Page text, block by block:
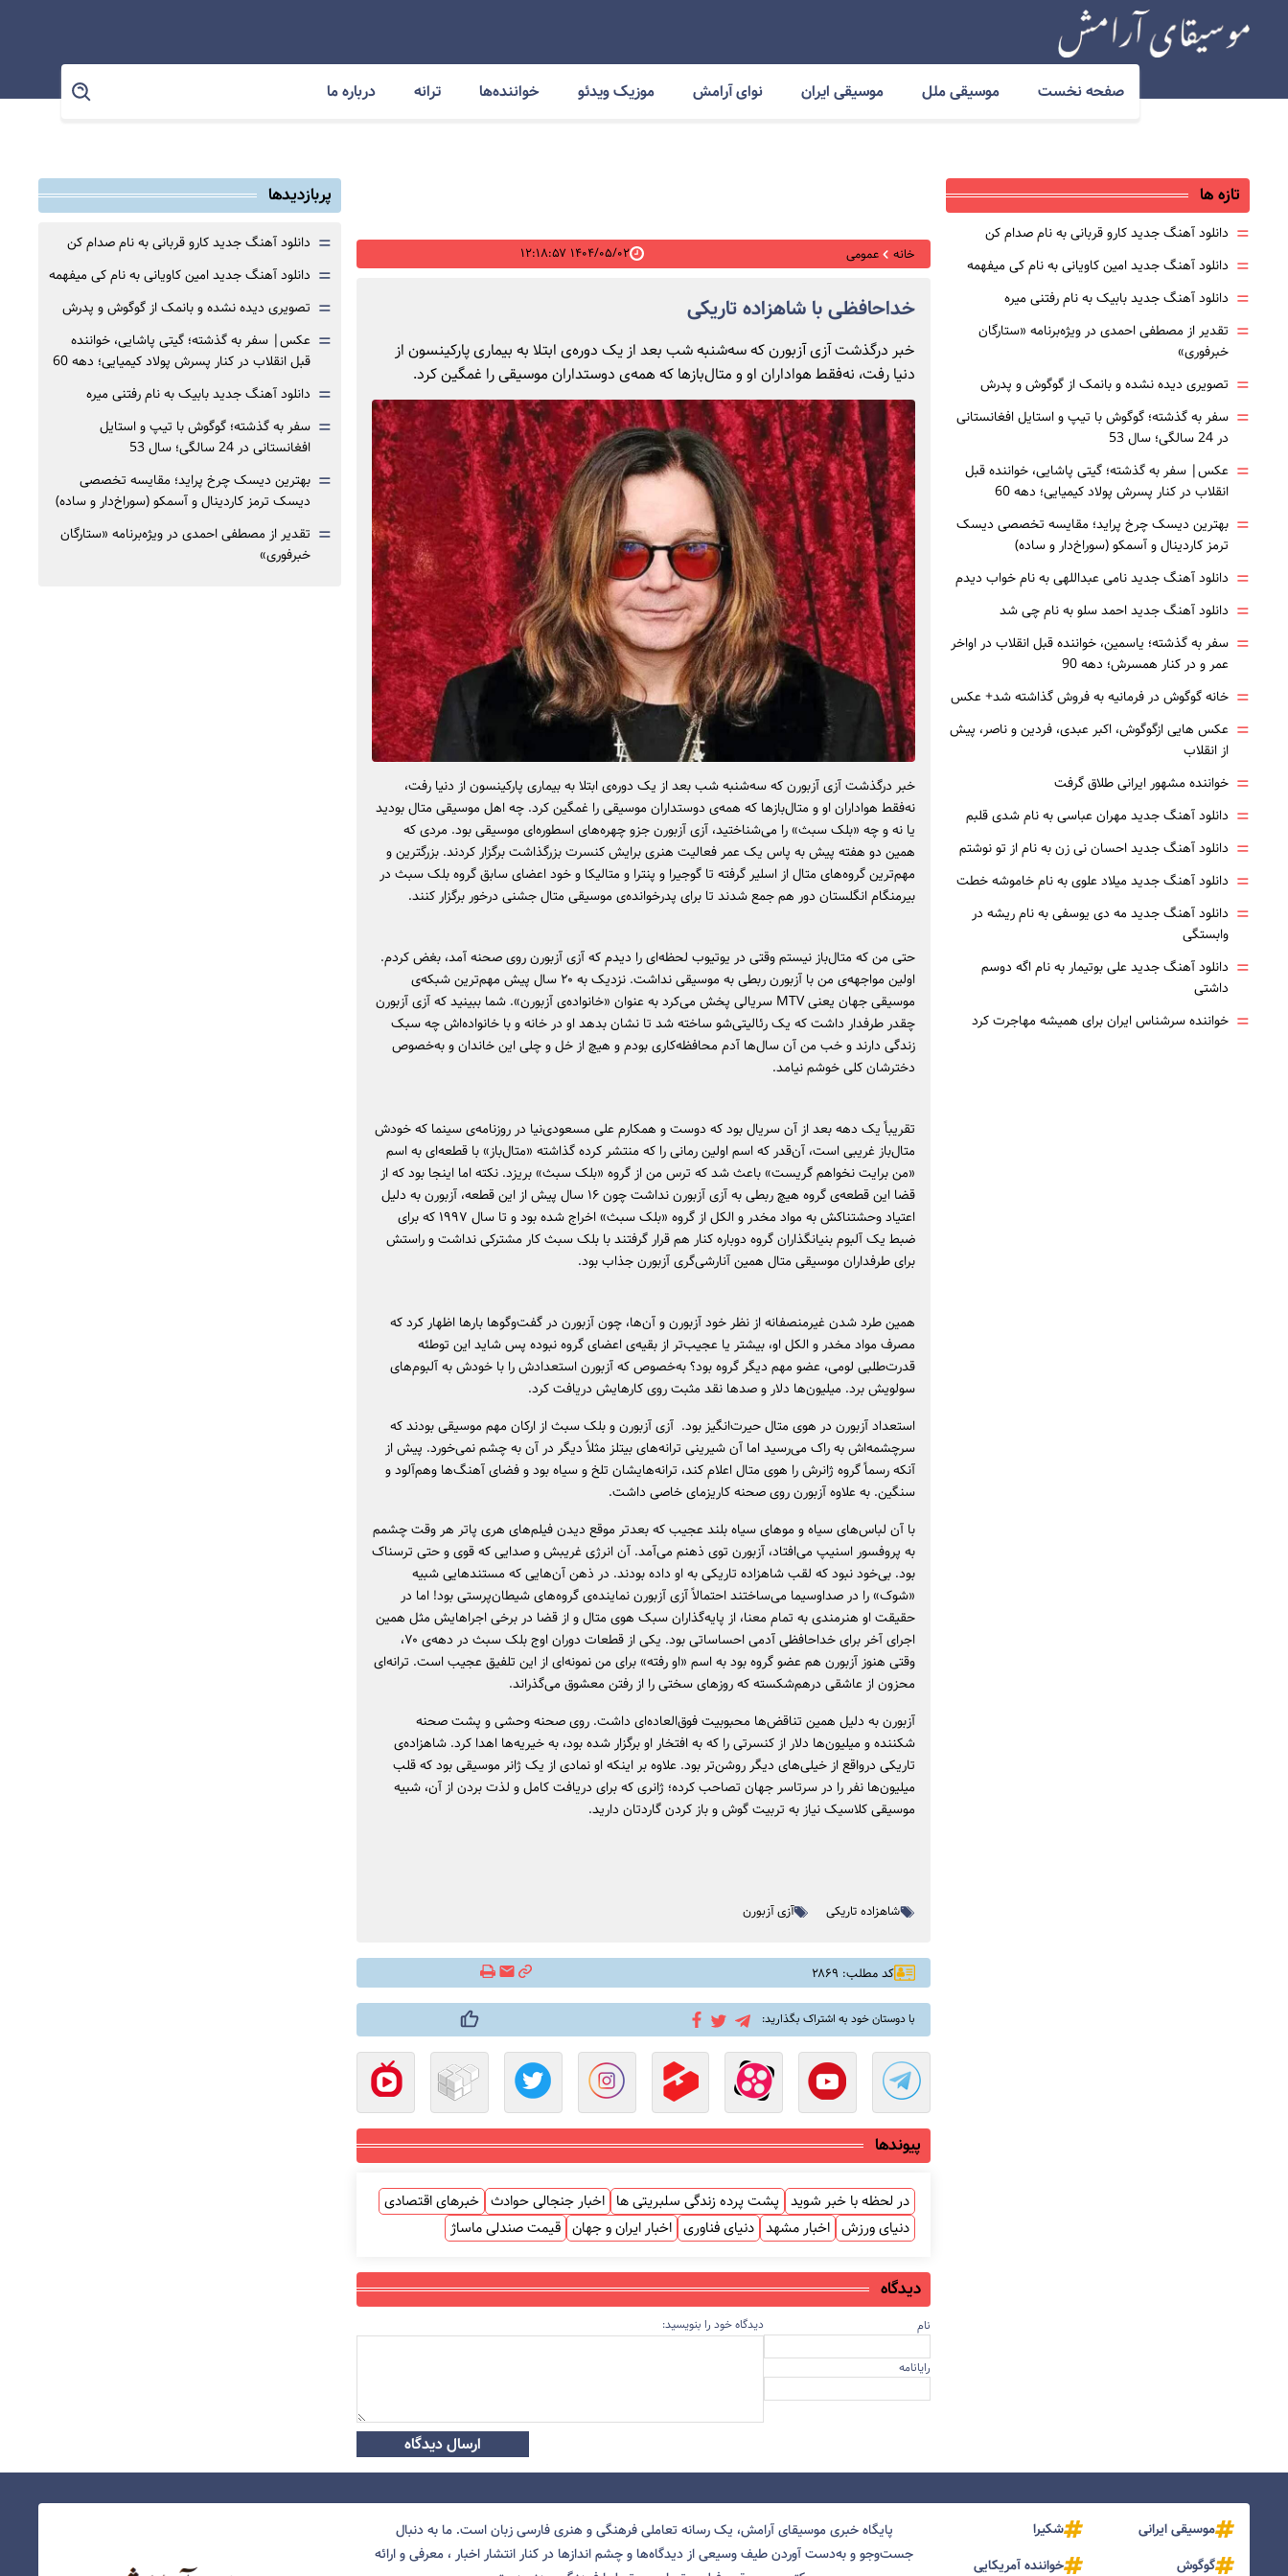
صفحه نخست موسیقی ملل موسیقی ایران نوای آرامش موزیک ویدئو خواننده‌ها ترانه درباره ما
خانه عمومی ۱۴۰۴/۰۵/۰۲ ۱۲:۱۸:۵۷
خداحافظی با شاهزاده تاریکی
خبر درگذشت آزی آزبورن که سه‌شنبه شب بعد از یک دوره‌ی ابتلا به بیماری پارکینسون از
دنیا رفت، نه‌فقط هواداران او و متال‌بازها که همه‌ی دوستداران موسیقی را غمگین کرد.
خبر درگذشت آزی آزبورن که سه‌شنبه شب بعد از یک دوره‌ی ابتلا به بیماری پارکینسون از دنیا رفت،
نه‌فقط هواداران او و متال‌بازها که همه‌ی دوستداران موسیقی را غمگین کرد. چه اهل موسیقی متال بودید
یا نه و چه «بلک سبث» را می‌شناختید، آزی آزبورن جزو چهره‌های اسطوره‌ای موسیقی بود. مردی که
همین دو هفته پیش به پاس یک عمر فعالیت هنری برایش کنسرت بزرگذاشت برگزار کردند. بزرگترین و
مهم‌ترین گروه‌های متال از اسلیر گرفته تا گوجیرا و پنترا و متالیکا و خود اعضای سابق گروه بلک سبث در
بیرمنگام انگلستان دور هم جمع شدند تا برای پدر‌خوانده‌ی موسیقی متال جشنی درخور برگزار کنند.
حتی من که متال‌باز نیستم وقتی در یوتیوب لحظه‌ای را دیدم که آزی آزبورن روی صحنه آمد، بغض کردم.
اولین مواجهه‌ی من با آزبورن ربطی به موسیقی نداشت. نزدیک به ۲۰ سال پیش مهم‌ترین شبکه‌ی
موسیقی جهان یعنی MTV سریالی پخش می‌کرد به عنوان «خانواده‌ی آزبورن». شما ببینید که آزی آزبورن
چقدر طرفدار داشت که یک رئالیتی‌شو ساخته شد تا نشان بدهد او در خانه و با خانواده‌اش چه سبک
زندگی دارند و خب من آن سال‌ها آدم محافظه‌کاری بودم و هیچ از خل و چلی این خاندان و به‌خصوص
دخترشان کلی خوشم نیامد.
تقریباً یک دهه بعد از آن سریال بود که دوست و همکارم علی مسعودی‌نیا در روزنامه‌ی سینما که خودش
متال‌باز غریبی است، آن‌قدر که اسم اولین رمانی را که منتشر کرده گذاشته «متال‌باز» با قطعه‌ای به اسم
«من برایت نخواهم گریست» باعث شد که ترس من از گروه «بلک سبث» بریزد. نکته اما اینجا بود که از
قضا این قطعه‌ی گروه هیچ ربطی به آزی آزبورن نداشت چون ۱۶ سال پیش از این قطعه، آزبورن به دلیل
اعتیاد وحشتناکش به مواد مخدر و الکل از گروه «بلک سبث» اخراج شده بود و تا سال ۱۹۹۷ که برای
ضبط یک آلبوم بنیانگذاران گروه دوباره کنار هم قرار گرفتند با بلک سبث کار مشترکی نداشت و راستش
برای طرفداران موسیقی متال همین آنارشی‌گری آزبورن جذاب بود.
همین طرد شدن غیرمنصفانه از نظر خود آزبورن و آن‌ها، چون آزبورن در گفت‌وگوها بارها اظهار کرد که
مصرف مواد مخدر و الکل او، بیشتر یا عجیب‌تر از بقیه‌ی اعضای گروه نبوده پس شاید این توطئه
قدرت‌طلبی لومی، عضو مهم دیگر گروه بود؟ به‌خصوص که آزبورن استعدادش را با خودش به آلبوم‌های
سولویش برد. میلیون‌ها دلار و صدها نقد مثبت روی کارهایش دریافت کرد.
استعداد آزبورن در هوی متال حیرت‌انگیز بود. آزی آزبورن و بلک سبث از ارکان مهم موسیقی بودند که
سرچشمه‌اش به راک می‌رسید اما آن شیرینی ترانه‌های بیتلز مثلاً دیگر در آن به چشم نمی‌خورد. پیش از
آنکه رسماً گروه ژانرش را هوی متال اعلام کند، ترانه‌هایشان تلخ و سیاه بود و فضای آهنگ‌ها وهم‌آلود و
سنگین. به علاوه آزبورن روی صحنه کاریزمای خاصی داشت.
با آن لباس‌های سیاه و موهای سیاه بلند عجیب که بعدتر موقع دیدن فیلم‌های هری پاتر هر وقت چشمم
به پروفسور اسنیپ می‌افتاد، آزبورن توی ذهنم می‌آمد. آن انرژی غریبش و صدایی که قوی و حتی ترسناک
بود. بی‌خود نبود که لقب شاهزاده تاریکی به او داده بودند. در ذهن آن‌هایی که مستندهایی شبیه
«شوک» را در صداوسیما می‌ساختند احتمالاً آزی آزبورن نماینده‌ی گروه‌های شیطان‌پرستی بود! اما در
حقیقت او هنرمندی به تمام معنا، از پایه‌گذاران سبک هوی متال و از قضا در برخی اجراهایش مثل همین
اجرای آخر برای خداحافظی آدمی احساساتی بود. یکی از قطعات دوران اوج بلک سبث در دهه‌ی ۷۰،
وقتی هنوز آزبورن هم عضو گروه بود به اسم «او رفته» برای من نمونه‌ای از این تلفیق عجیب است. ترانه‌ای
محزون از عاشقی درهم‌شکسته که روزهای سختی را از رفتن معشوق می‌گذراند.
آزبورن به دلیل همین تناقض‌ها محبوبیت فوق‌العاده‌ای داشت. روی صحنه وحشی و پشت صحنه
شکننده و میلیون‌ها دلار از کنسرتی را که به افتخار او برگزار شده بود، به خیریه‌ها اهدا کرد. شاهزاده‌ی
تاریکی درواقع از خیلی‌های دیگر روشن‌تر بود. علاوه بر اینکه او نمادی از یک ژانر موسیقی بود که قلب
میلیون‌ها نفر را در سرتاسر جهان تصاحب کرده؛ ژانری که برای دریافت کامل و لذت بردن از آن، شبیه
موسیقی کلاسیک نیاز به تربیت گوش و باز کردن گاردتان دارید.
شاهزاده تاریکی آزی آزبورن
کد مطلب: ۲۸۶۹
با دوستان خود به اشتراک بگذارید:
پیوندها
در لحظه با خبر شوید پشت پرده زندگی سلبریتی ها اخبار جنجالی حوادث خبرهای اقتصادی
دنیای ورزش اخبار مشهد دنیای فناوری اخبار ایران و جهان قیمت صندلی ماساژ
دیدگاه
نام
رایانامه
دیدگاه خود را بنویسید:
ارسال دیدگاه
تازه ها
= دانلود آهنگ جدید کارو قربانی به نام صدام کن
= دانلود آهنگ جدید امین کاویانی به نام کی میفهمه
= دانلود آهنگ جدید بابیک به نام رفتنی میره
= تقدیر از مصطفی احمدی در ویژه‌برنامه «ستارگان
خبرفوری»
= تصویری دیده نشده و بانمک از گوگوش و پدرش
= سفر به گذشته؛ گوگوش با تیپ و استایل افغانستانی
در 24 سالگی؛ سال 53
= عکس| سفر به گذشته؛ گیتی پاشایی، خواننده قبل
انقلاب در کنار پسرش پولاد کیمیایی؛ دهه 60
= بهترین دیسک چرخ پراید؛ مقایسه تخصصی دیسک
ترمز کاردینال و آسمکو (سوراخ‌دار و ساده)
= دانلود آهنگ جدید نامی عبداللهی به نام خواب دیدم
= دانلود آهنگ جدید احمد سلو به نام چی شد
= سفر به گذشته؛ یاسمین، خواننده قبل انقلاب در اواخر
عمر و در کنار همسرش؛ دهه 90
= خانه گوگوش در فرمانیه به فروش گذاشته شد+ عکس
= عکس هایی ازگوگوش، اکبر عبدی، فردین و ناصر، پیش
از انقلاب
= خواننده مشهور ایرانی طلاق گرفت
= دانلود آهنگ جدید مهران عباسی به نام شدی قلبم
= دانلود آهنگ جدید احسان نی زن به نام از تو نوشتم
= دانلود آهنگ جدید میلاد علوی به نام خاموشه خطت
= دانلود آهنگ جدید مه دی یوسفی به نام ریشه در
وابستگی
= دانلود آهنگ جدید علی بوتیمار به نام اگه دوسم
داشتی
= خواننده سرشناس ایران برای همیشه مهاجرت کرد
پربازدیدها
= دانلود آهنگ جدید کارو قربانی به نام صدام کن
= دانلود آهنگ جدید امین کاویانی به نام کی میفهمه
= تصویری دیده نشده و بانمک از گوگوش و پدرش
= عکس| سفر به گذشته؛ گیتی پاشایی، خواننده
قبل انقلاب در کنار پسرش پولاد کیمیایی؛ دهه 60
= دانلود آهنگ جدید بابیک به نام رفتنی میره
= سفر به گذشته؛ گوگوش با تیپ و استایل
افغانستانی در 24 سالگی؛ سال 53
= بهترین دیسک چرخ پراید؛ مقایسه تخصصی
دیسک ترمز کاردینال و آسمکو (سوراخ‌دار و ساده)
= تقدیر از مصطفی احمدی در ویژه‌برنامه «ستارگان
خبرفوری»
موسیقی ایرانی
شکیرا
گوگوش
خواننده آمریکایی
پایگاه خبری موسیقای آرامش، یک رسانه تعاملی فرهنگی و هنری فارسی زبان است. ما به دنبال
جست‌و‌جو و به‌دست آوردن طیف وسیعی از دیدگاه‌ها و چشم انداز‌ها در کنار انتشار اخبار ، معرفی و ارائه